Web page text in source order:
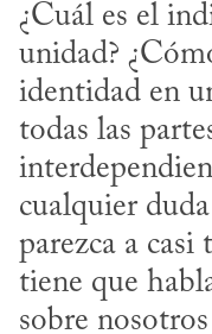
¿Cuál es el
unidad?
identidad en
todas las
cualquier
parezca a casi
tiene que
sobre